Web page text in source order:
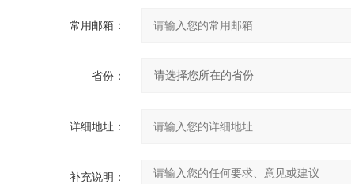
常用邮箱：
省份：
详细地址：
补充说明：